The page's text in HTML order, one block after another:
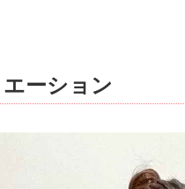
ーション